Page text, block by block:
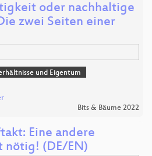
oder nachhaltige
zwei Seiten einer
und Eigentum
Bits & Bäume 2022
Eine andere
nötig! (DE/EN)